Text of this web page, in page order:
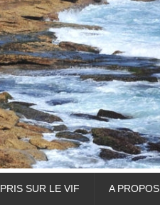
PRIS SUR LE VIF A PROPOS